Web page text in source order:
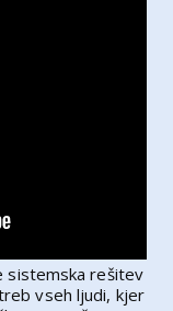
sistemska rešitev
vseh ljudi, kjer